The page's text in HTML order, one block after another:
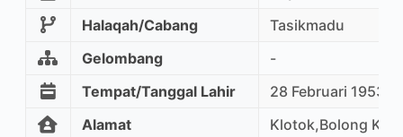
Halaqah/Cabang
Tasikmadu
Gelombang
-
Tempat/Tanggal Lahir
28 Februari 1953
Alamat
Klotok,Bolong